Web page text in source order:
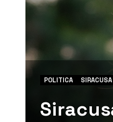
POLITICA SIRACUSA